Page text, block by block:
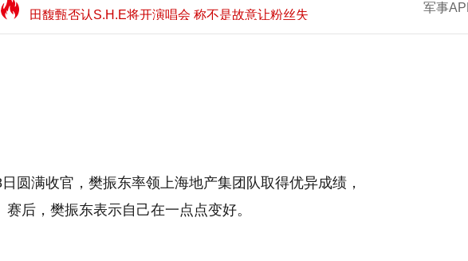
田馥甄否认S.H.E将开演唱会 称不是故意让粉丝失
望11:08
田馥甄否认S.H.E将开演唱会 称不是故意让粉丝失
军事
圆满收官，樊振东率领上海地产集团队取得优异成绩，
后，樊振东表示自己在一点点变好。